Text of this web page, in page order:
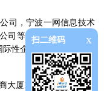
扫二维码 x
司，宁波一网信息技术
司等多家医疗设备经营
性企业组织。
大厦13楼